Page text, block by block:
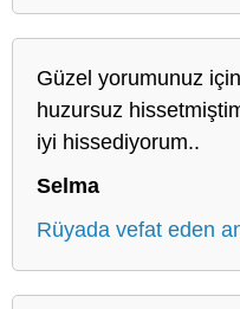
Güzel yorumunuz
huzursuz
iyi hissediyorum..
Selma
Rüyada vefat eden